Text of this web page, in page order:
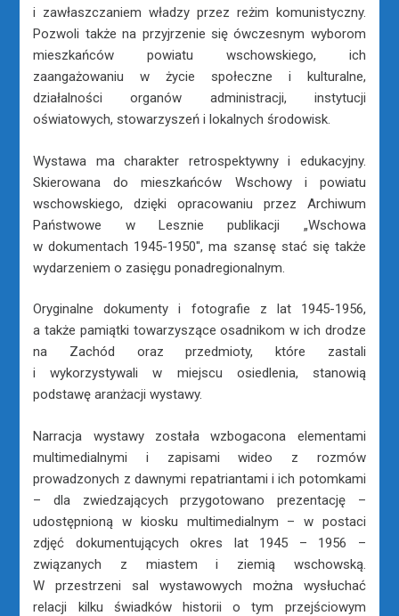
i zawłaszczaniem władzy przez reżim komunistyczny.
Pozwoli także na przyjrzenie się ówczesnym wyborom
mieszkańców powiatu wschowskiego, ich
zaangażowaniu w życie społeczne i kulturalne,
działalności organów administracji, instytucji
oświatowych, stowarzyszeń i lokalnych środowisk.
Wystawa ma charakter retrospektywny i edukacyjny.
Skierowana do mieszkańców Wschowy i powiatu
wschowskiego, dzięki opracowaniu przez Archiwum
Państwowe w Lesznie publikacji „Wschowa
w dokumentach 1945-1950″, ma szansę stać się także
wydarzeniem o zasięgu ponadregionalnym.
Oryginalne dokumenty i fotografie z lat 1945-1956,
a także pamiątki towarzyszące osadnikom w ich drodze
na Zachód oraz przedmioty, które zastali
i wykorzystywali w miejscu osiedlenia, stanowią
podstawę aranżacji wystawy.
Narracja wystawy została wzbogacona elementami
multimedialnymi i zapisami wideo z rozmów
prowadzonych z dawnymi repatriantami i ich potomkami
– dla zwiedzających przygotowano prezentację –
udostępnioną w kiosku multimedialnym – w postaci
zdjęć dokumentujących okres lat 1945 – 1956 –
związanych z miastem i ziemią wschowską.
W przestrzeni sal wystawowych można wysłuchać
relacji kilku świadków historii o tym przejściowym